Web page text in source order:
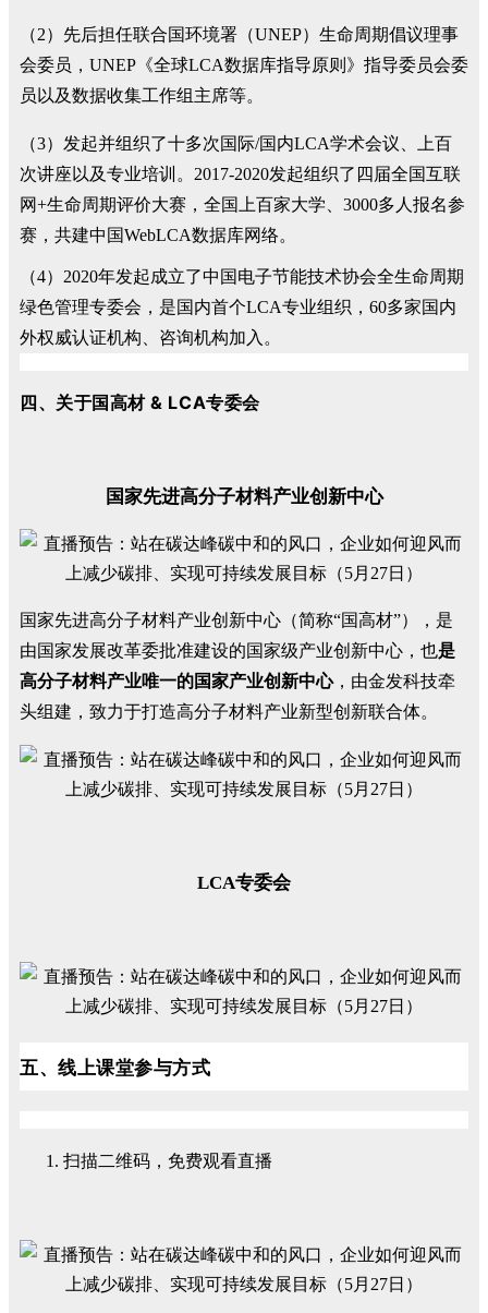
（2）先后担任联合国环境署（UNEP）生命周期倡议理事
会委员，UNEP《全球LCA数据库指导原则》指导委员会委
员以及数据收集工作组主席等。
（3）发起并组织了十多次国际/国内LCA学术会议、上百
次讲座以及专业培训。2017-2020发起组织了四届全国互联
网+生命周期评价大赛，全国上百家大学、3000多人报名参
赛，共建中国WebLCA数据库网络。
（4）2020年发起成立了中国电子节能技术协会全生命周期
绿色管理专委会，是国内首个LCA专业组织，60多家国内
外权威认证机构、咨询机构加入。
四、关于国高材 & LCA专委会
国家先进高分子材料产业创新中心
国家先进高分子材料产业创新中心（简称“国高材”），是
由国家发展改革委批准建设的国家级产业创新中心，也是
高分子材料产业唯一的国家产业创新中心，由金发科技牵
头组建，致力于打造高分子材料产业新型创新联合体。
LCA专委会
五、线上课堂参与方式
扫描二维码，免费观看直播